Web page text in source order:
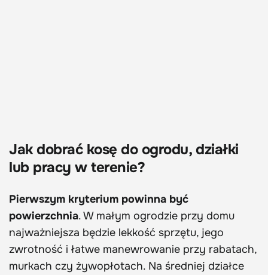
Jak dobrać kosę do ogrodu, działki
lub pracy w terenie?
Pierwszym kryterium powinna być
powierzchnia. W małym ogrodzie przy domu
najważniejsza będzie lekkość sprzętu, jego
zwrotność i łatwe manewrowanie przy rabatach,
murkach czy żywopłotach. Na średniej działce